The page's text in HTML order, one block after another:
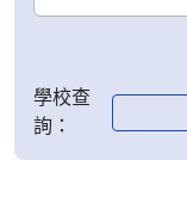
學校查
詢：